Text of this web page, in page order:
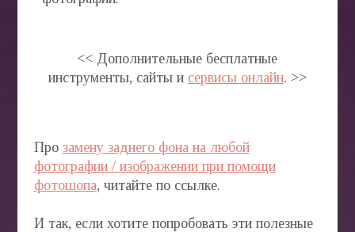
<< Дополнительные бесплатные
инструменты, сайты и сервисы онлайн. >>
Про замену заднего фона на любой
фотографии / изображении при помощи
фотошопа, читайте по ссылке.
И так, если хотите попробовать эти полезные